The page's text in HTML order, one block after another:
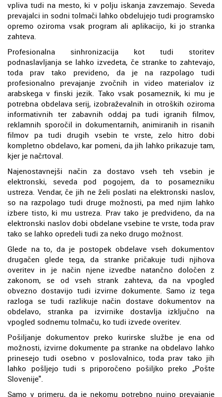
vpliva tudi na mesto, ki v polju iskanja zavzemajo. Seveda
prevajalci in sodni tolmači lahko obdelujejo tudi programsko
opremo oziroma vsak program ali aplikacijo, ki jo stranka
zahteva.
Profesionalna sinhronizacija kot tudi storitev
podnaslavljanja se lahko izvedeta, če stranke to zahtevajo,
toda prav tako prevideno, da je na razpolago tudi
profesionalno prevajanje zvočnih in video materialov iz
arabskega v finski jezik. Tako vsak posameznik, ki mu je
potrebna obdelava serij, izobraževalnih in otroških oziroma
informativnih ter zabavnih oddaj pa tudi igranih filmov,
reklamnih sporočil in dokumentarnih, animiranih in risanih
filmov pa tudi drugih vsebin te vrste, zelo hitro dobi
kompletno obdelavo, kar pomeni, da jih lahko prikazuje tam,
kjer je načrtoval.
Najenostavnejši način za dostavo vseh teh vsebin je
elektronski, seveda pod pogojem, da to posamezniku
ustreza. Vendar, če jih ne želi poslati na elektronski naslov,
so na razpolago tudi druge možnosti, pa med njim lahko
izbere tisto, ki mu ustreza. Prav tako je predvideno, da na
elektronski naslov dobi obdelane vsebine te vrste, toda prav
tako se lahko opredeli tudi za neko drugo možnost.
Glede na to, da je postopek obdelave vseh dokumentov
drugačen glede tega, da stranke pričakuje tudi njihova
overitev in je način njene izvedbe natančno določen z
zakonom, se od vseh strank zahteva, da na vpogled
obvezno dostavijo tudi izvirne dokumente. Samo iz tega
razloga se tudi razlikuje način dostave dokumentov na
obdelavo, stranka pa izvirnike dostavlja izključno na
vpogled sodnemu tolmaču, ko tudi izvede overitev.
Pošiljanje dokumentov preko kurirske službe je ena od
možnosti, izvirne dokumente pa stranke na obdelavo lahko
prinesejo tudi osebno v poslovalnico, toda prav tako jih
lahko pošljejo tudi s priporočeno pošiljko preko „Pošte
Slovenije".
Samo v primeru, da je nekomu potrebno nujno prevajanje